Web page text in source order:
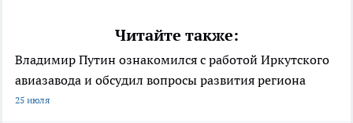
Читайте также:
Владимир Путин ознакомился с работой Иркутского
авиазавода и обсудил вопросы развития региона
25 июля